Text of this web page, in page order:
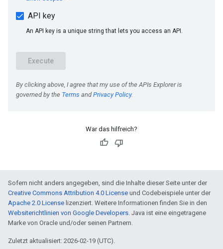
War das hilfreich?
Sofern nicht anders angegeben, sind die Inhalte dieser Seite unter der
Creative Commons Attribution 4.0 License und Codebeispiele unter der
Apache 2.0 License lizenziert. Weitere Informationen finden Sie in den
Websiterichtlinien von Google Developers. Java ist eine eingetragene
Marke von Oracle und/oder seinen Partnern.
Zuletzt aktualisiert: 2026-02-19 (UTC).